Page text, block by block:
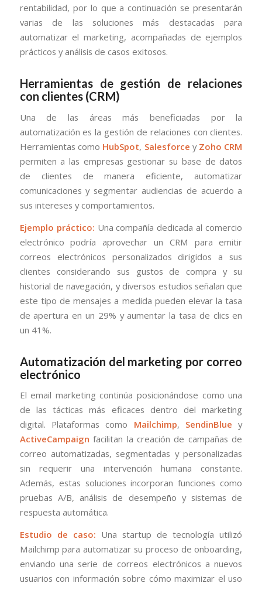
rentabilidad, por lo que a continuación se presentarán
varias de las soluciones más destacadas para
automatizar el marketing, acompañadas de ejemplos
prácticos y análisis de casos exitosos.
Herramientas de gestión de relaciones
con clientes (CRM)
Una de las áreas más beneficiadas por la
automatización es la gestión de relaciones con clientes.
Herramientas como HubSpot, Salesforce y Zoho CRM
permiten a las empresas gestionar su base de datos
de clientes de manera eficiente, automatizar
comunicaciones y segmentar audiencias de acuerdo a
sus intereses y comportamientos.
Ejemplo práctico: Una compañía dedicada al comercio
electrónico podría aprovechar un CRM para emitir
correos electrónicos personalizados dirigidos a sus
clientes considerando sus gustos de compra y su
historial de navegación, y diversos estudios señalan que
este tipo de mensajes a medida pueden elevar la tasa
de apertura en un 29% y aumentar la tasa de clics en
un 41%.
Automatización del marketing por correo
electrónico
El email marketing continúa posicionándose como una
de las tácticas más eficaces dentro del marketing
digital. Plataformas como Mailchimp, SendinBlue y
ActiveCampaign facilitan la creación de campañas de
correo automatizadas, segmentadas y personalizadas
sin requerir una intervención humana constante.
Además, estas soluciones incorporan funciones como
pruebas A/B, análisis de desempeño y sistemas de
respuesta automática.
Estudio de caso: Una startup de tecnología utilizó
Mailchimp para automatizar su proceso de onboarding,
enviando una serie de correos electrónicos a nuevos
usuarios con información sobre cómo maximizar el uso